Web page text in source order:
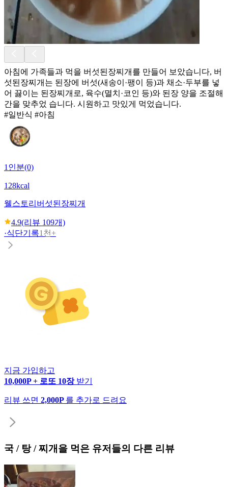
아침에 가족들과 먹을 버섯된장찌개를 만들어 보았습니다, 버
섯된장찌개는 된장에 버섯(새송이·팽이 등)과 채소·두부를 넣
어 끓이는 된장찌개로, 육수(멸치·코인 등)와 된장 양을 조절해
간을 맞추었 습니다. 시원하고 맛있게 먹었습니다.
#일반식 #아침
1인분(0)
128kcal
웰스토리 버섯된장찌개
4.9(리뷰 109개)
·식단기록1천+
지금 가입하고
10,000P + 로또 10장 받기
리뷰 쓰면 2,000P 를 추가로 드려요
국 / 탕 / 찌개 을 먹은 유저들의 다른 리뷰